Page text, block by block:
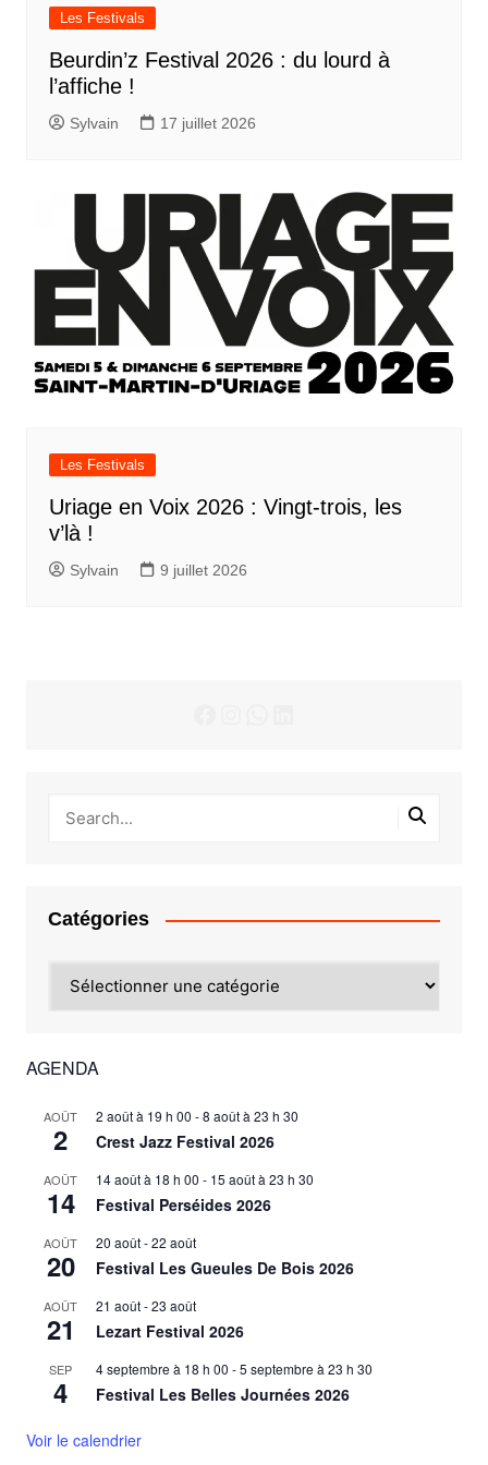
Les Festivals
Beurdin’z Festival 2026 : du lourd à
l’affiche !
Sylvain 17 juillet 2026
Les Festivals
Uriage en Voix 2026 : Vingt-trois, les
v’là !
Sylvain 9 juillet 2026
Catégories
AGENDA
AOÛT
2
2 août à 19 h 00 -8 août à 23 h 30
Crest Jazz Festival 2026
AOÛT
14
14 août à 18 h 00 - 15 août à 23 h 30
Festival Perséides 2026
AOÛT
20
20 août-22 août
Festival Les Gueules De Bois 2026
AOÛT
21
21 août-23 août
Lezart Festival 2026
SEP
4
4 septembre à 18 h 00 -5 septembre à 23 h 30
Festival Les Belles Journées 2026
Voir le calendrier